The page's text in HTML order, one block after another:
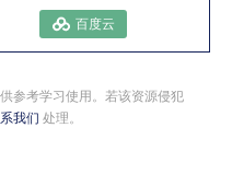
百度云
参考学习使用。若该资源侵犯
我们 处理。